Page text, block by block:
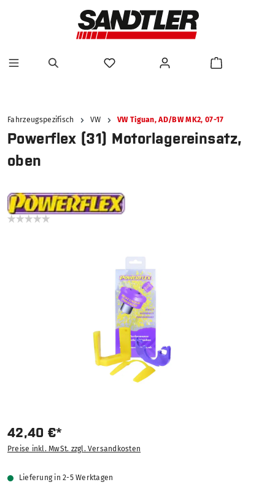
Fahrzeugspezifisch VW VW Tiguan, AD/BW MK2, 07-17
Powerflex (31) Motorlagereinsatz,
oben
42,40 €*
Preise inkl. MwSt. zzgl. Versandkosten
Lieferung in 2-5 Werktagen